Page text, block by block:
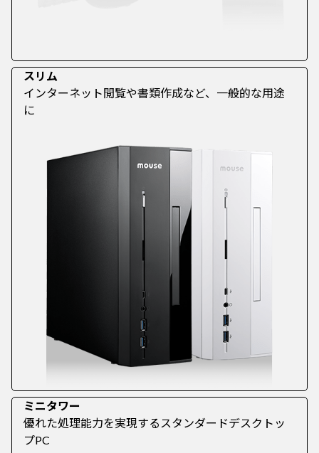
スリム
インターネット閲覧や書類作成など、一般的な用途
に
ミニタワー
優れた処理能力を実現するスタンダードデスクトッ
プPC